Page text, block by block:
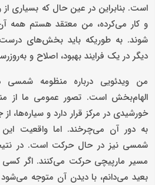
است. بنابراین در عین حال که بسیاری
و کار می‌کرده، من معتقد هستم همه
شوند. به طوریکه باید بخش‌های
دیگر در یک فرایند بهبود، اصلاح و
من ویدئویی درباره منظومه شمسی
الهام‌بخش است. تصور عمومی ما از
خورشیدی در مرکز قرار دارد و سیاره‌ها،
به دور آن می‌چرخند. اما واقعیت
شمسی نیز در حال حرکت است. در
مسیر مارپیچی حرکت می‌کنند. اگر کسی
بعید می‌دانم، با دیدن آن متوجه